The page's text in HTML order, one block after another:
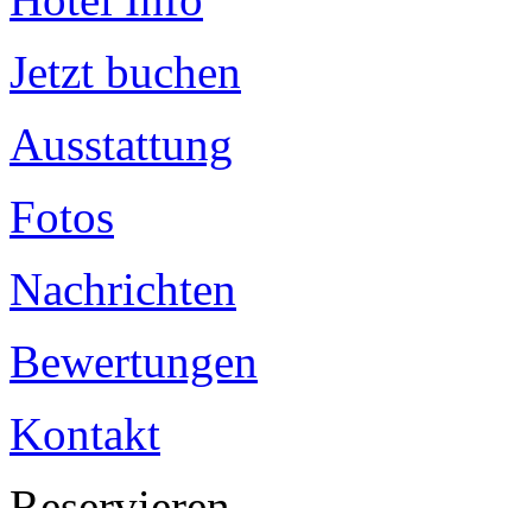
Jetzt buchen
Ausstattung
Fotos
Nachrichten
Bewertungen
Kontakt